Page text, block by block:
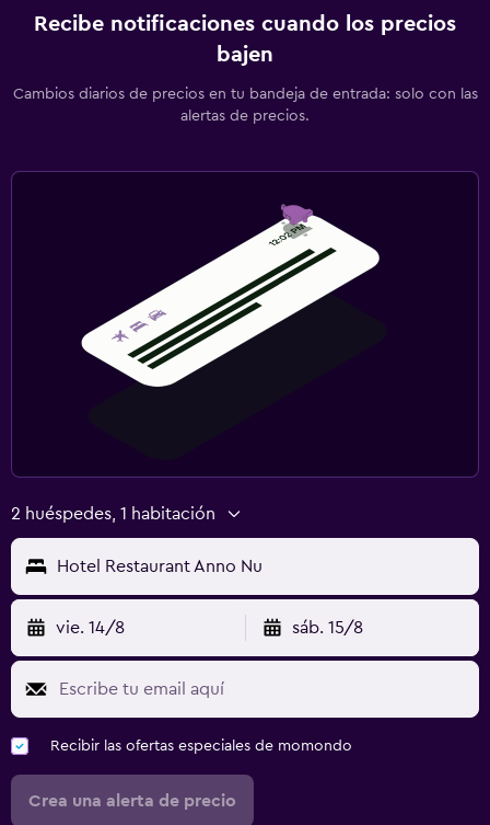
Fax/fotocopiadora
Recibe notificaciones cuando los precios
bajen
Cambios diarios de precios en tu bandeja de entrada: solo con las
alertas de precios.
2 huéspedes, 1 habitación
Hotel Restaurant Anno Nu
vie. 14/8 sáb. 15/8
Recibir las ofertas especiales de momondo
Crea una alerta de precio